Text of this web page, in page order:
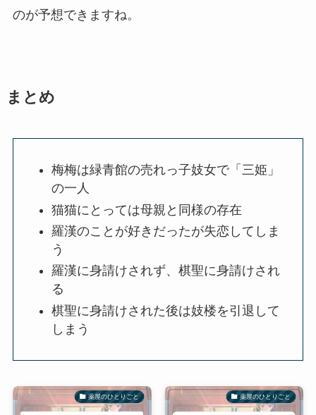
のが予想できますね。
まとめ
梅梅は緑青館の売れっ子妓女で「三姫」
の一人
猫猫にとっては母親と同様の存在
羅漢のことが好きだったが失恋してしま
う
羅漢に身請けされず、棋聖に身請けされ
る
棋聖に身請けされた後は妓楼を引退して
しまう
薬屋のひとりごと 薬屋のひとりごと